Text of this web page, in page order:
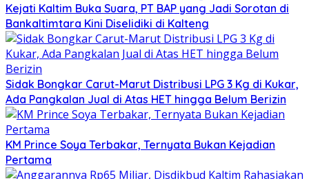
Kejati Kaltim Buka Suara, PT BAP yang Jadi Sorotan di
Bankaltimtara Kini Diselidiki di Kalteng
Sidak Bongkar Carut-Marut Distribusi LPG 3 Kg di Kukar,
Ada Pangkalan Jual di Atas HET hingga Belum Berizin
KM Prince Soya Terbakar, Ternyata Bukan Kejadian
Pertama